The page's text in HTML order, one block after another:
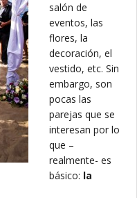
salón de
eventos, las
flores, la
decoración, el
vestido, etc. Sin
embargo, son
pocas las
parejas que se
interesan por lo
que –
realmente- es
básico: la